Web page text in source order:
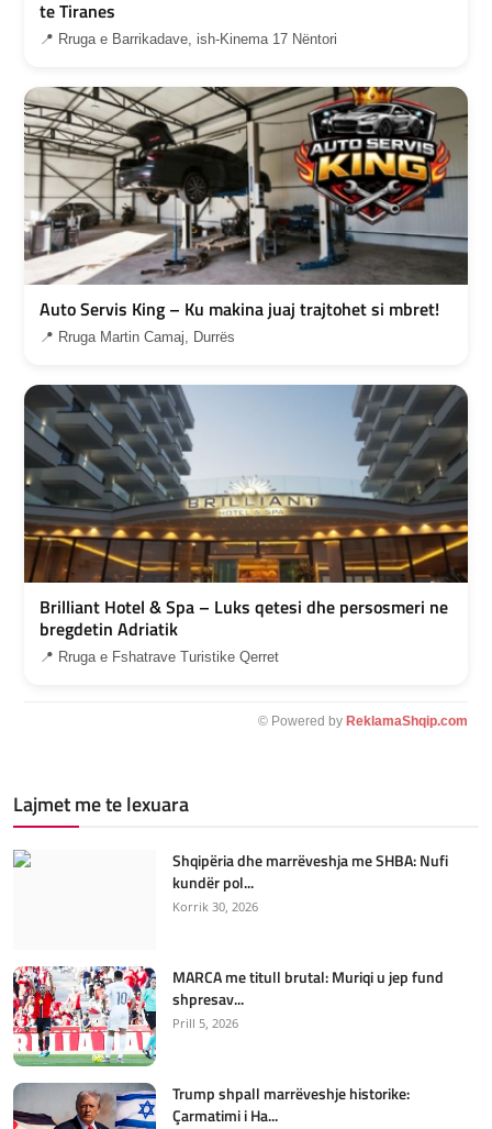
te Tiranes
📍 Rruga e Barrikadave, ish-Kinema 17 Nëntori
Auto Servis King – Ku makina juaj trajtohet si mbret!
📍 Rruga Martin Camaj, Durrës
Brilliant Hotel & Spa – Luks qetesi dhe persosmeri ne
bregdetin Adriatik
📍 Rruga e Fshatrave Turistike Qerret
© Powered by ReklamaShqip.com
Lajmet me te lexuara
Shqipëria dhe marrëveshja me SHBA: Nufi
kundër pol...
Korrik 30, 2026
MARCA me titull brutal: Muriqi u jep fund
shpresav...
Prill 5, 2026
Trump shpall marrëveshje historike:
Çarmatimi i Ha...